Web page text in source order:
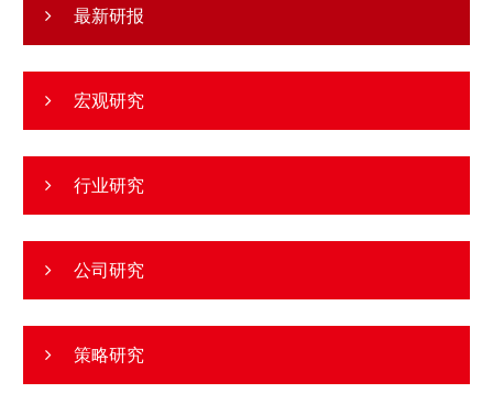
内需求”中明确提出“适应不同群体消费需求扩大优质供给，
挖掘服务消费潜力”，表明促消费将更加注重群体差异、消
网’规划建设”，相关投资将继续发挥稳增长、补短板、促转
转换。会议在继续实施“人工智能+”行动、发展智能经济新
形态的基础上，提出“加强对基础研究的长期稳定支持”“积极
推动前沿技术突破和未来产业发展”“着力打造新兴支柱产
业”，同时强调“持续推动传统产业改造升级”。这表明发展新
础研究、技术突破到产业应用的完整链条，在培育新动能的
最新研报
宏观研究
行业研究
公司研究
策略研究